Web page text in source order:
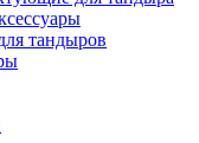
тандыров